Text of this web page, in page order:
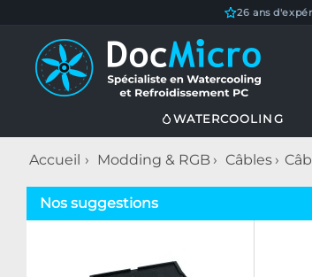
26 ans
WATERCOOLING
Accueil Modding & RGB Câbles
Nos suggestions